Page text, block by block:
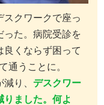
スクワークで座っ
った。病院受診を
良くならず困って
通うことに。
り、 デスクワー
りました。何よ